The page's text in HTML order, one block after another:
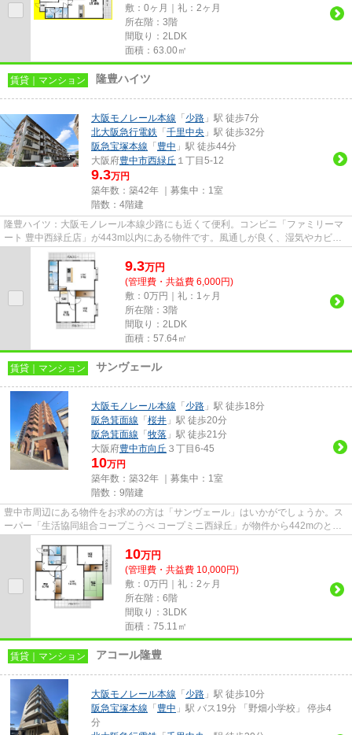
敷：0ヶ月｜礼：2ヶ月
所在階：3階
間取り：2LDK
面積：63.00㎡
賃貸｜マンション 隆豊ハイツ
大阪モノレール本線 「 少路 」駅 徒歩7分
北大阪急行電鉄 「 千里中央 」駅 徒歩32分
阪急宝塚本線 「 豊中 」駅 徒歩44分
大阪府豊中市西緑丘 １丁目5-12
9.3万円
築年数：築42年 ｜募集中： 1室
階数：4階建
隆豊ハイツ：大阪モノレール本線少路にも近くて便利。コンビニ「ファミリーマ
ート 豊中西緑丘店」が443m以内にある物件です。風通しが良く、湿気やカビの
心配が少ない物件です。通勤や...
9.3万円
(管理費・共益費 6,000円)
敷：0万円｜礼：1ヶ月
所在階：3階
間取り：2LDK
面積：57.64㎡
賃貸｜マンション サンヴェール
大阪モノレール本線 「 少路 」駅 徒歩18分
阪急箕面線 「 桜井 」駅 徒歩20分
阪急箕面線 「 牧落 」駅 徒歩21分
大阪府豊中市向丘 ３丁目6-45
10万円
築年数：築32年 ｜募集中： 1室
階数：9階建
豊中市周辺にある物件をお求めの方は「サンヴェール」はいかがでしょうか。ス
ーパー「生活協同組合コープこうべ コープミニ西緑丘」が物件から442mのとこ
10万円
(管理費・共益費 10,000円)
敷：0万円｜礼：2ヶ月
所在階：6階
間取り：3LDK
面積：75.11㎡
賃貸｜マンション アコール隆豊
大阪モノレール本線 「 少路 」駅 徒歩10分
阪急宝塚本線 「 豊中 」駅 バス19分 「野畑小学校」 停歩4
分